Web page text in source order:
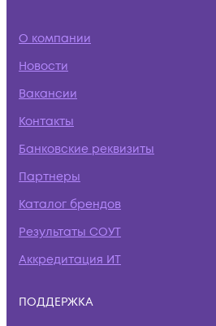
О компании
Новости
Вакансии
Контакты
Банковские реквизиты
Партнеры
Каталог брендов
Результаты СОУТ
Аккредитация ИТ
ПОДДЕРЖКА